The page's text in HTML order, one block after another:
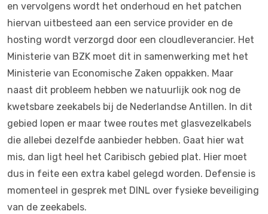
en vervolgens wordt het onderhoud en het patchen
hiervan uitbesteed aan een service provider en de
hosting wordt verzorgd door een cloudleverancier. Het
Ministerie van BZK moet dit in samenwerking met het
Ministerie van Economische Zaken oppakken. Maar
naast dit probleem hebben we natuurlijk ook nog de
kwetsbare zeekabels bij de Nederlandse Antillen. In dit
gebied lopen er maar twee routes met glasvezelkabels
die allebei dezelfde aanbieder hebben. Gaat hier wat
mis, dan ligt heel het Caribisch gebied plat. Hier moet
dus in feite een extra kabel gelegd worden. Defensie is
momenteel in gesprek met DINL over fysieke beveiliging
van de zeekabels.